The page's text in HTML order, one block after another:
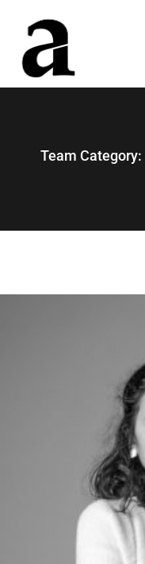
Team Category: